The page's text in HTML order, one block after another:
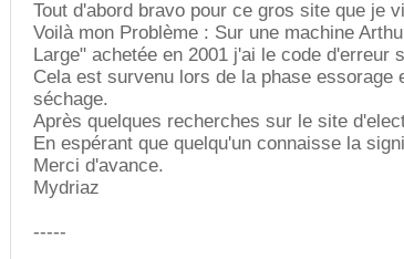
Tout d'abord bravo pour ce gros site que je
Voilà mon Problème : Sur une machine
Large" achetée en 2001 j'ai le code d'erreur
Cela est survenu lors de la phase
séchage.
Après quelques recherches sur le site
En espérant que quelqu'un connaisse la
Merci d'avance.
Mydriaz
-----